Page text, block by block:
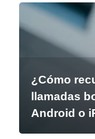
¿Cómo
llamadas
Android o